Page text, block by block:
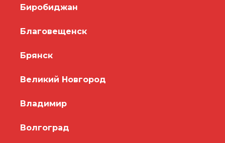
Биробиджан
Благовещенск
Брянск
Великий Новгород
Владимир
Волгоград